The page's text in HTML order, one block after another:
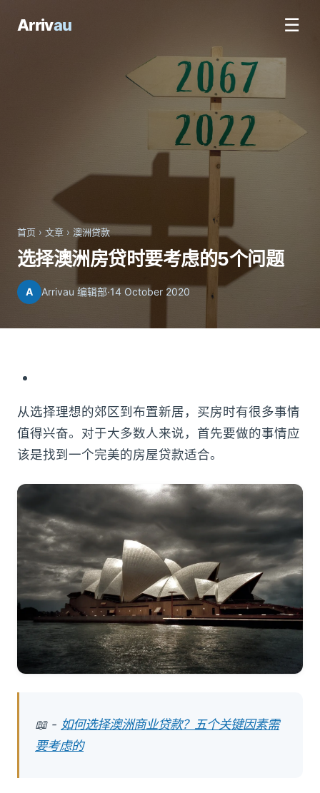
Arrivau ☰
首页 › 文章 › 澳洲贷款
选择澳洲房贷时要考虑的5个问题
A Arrivau 编辑部·14 October 2020
从选择理想的郊区到布置新居，买房时有很多事情
值得兴奋。对于大多数人来说，首先要做的事情应
该是找到一个完美的房屋贷款适合。
📖 - 如何选择澳洲商业贷款？五个关键因素需
要考虑的